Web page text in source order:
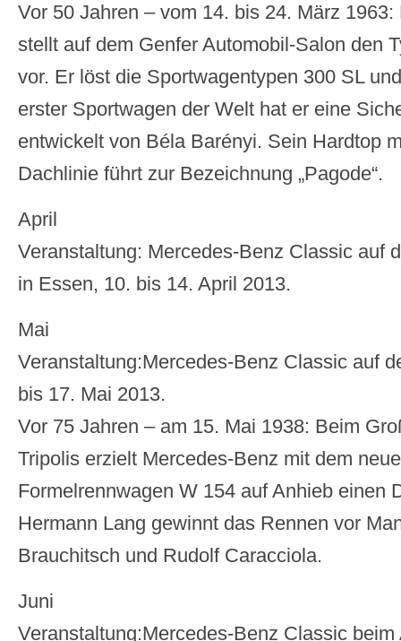
Vor 50 Jahren – vom 14. bis 24. März
stellt auf dem Genfer Automobil-Salon den
vor. Er löst die Sportwagentypen 300 SL
erster Sportwagen der Welt hat er eine
entwickelt von Béla Barényi. Sein Hardtop
Dachlinie führt zur Bezeichnung „Pagode“.
April
Veranstaltung: Mercedes-Benz Classic auf
in Essen, 10. bis 14. April 2013.
Mai
Veranstaltung:Mercedes-Benz Classic auf
bis 17. Mai 2013.
Vor 75 Jahren – am 15. Mai 1938: Beim
Tripolis erzielt Mercedes-Benz mit dem
Formelrennwagen W 154 auf Anhieb einen
Hermann Lang gewinnt das Rennen vor
Brauchitsch und Rudolf Caracciola.
Juni
Veranstaltung:Mercedes-Benz Classic